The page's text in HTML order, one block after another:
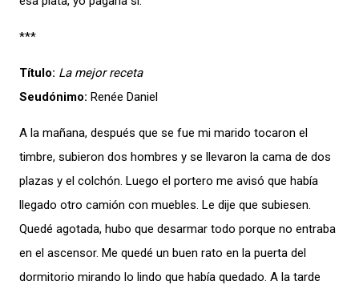
***
Título: La mejor receta
Seudónimo: Renée Daniel
A la mañana, después que se fue mi marido tocaron el
timbre, subieron dos hombres y se llevaron la cama de dos
plazas y el colchón. Luego el portero me avisó que había
llegado otro camión con muebles. Le dije que subiesen.
Quedé agotada, hubo que desarmar todo porque no entraba
en el ascensor. Me quedé un buen rato en la puerta del
dormitorio mirando lo lindo que había quedado. A la tarde